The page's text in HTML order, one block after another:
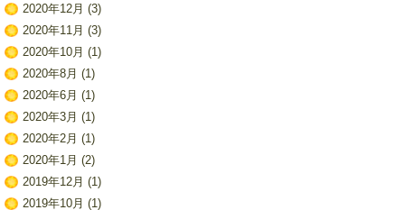
2020年12月 (3)
2020年11月 (3)
2020年10月 (1)
2020年8月 (1)
2020年6月 (1)
2020年3月 (1)
2020年2月 (1)
2020年1月 (2)
2019年12月 (1)
2019年10月 (1)